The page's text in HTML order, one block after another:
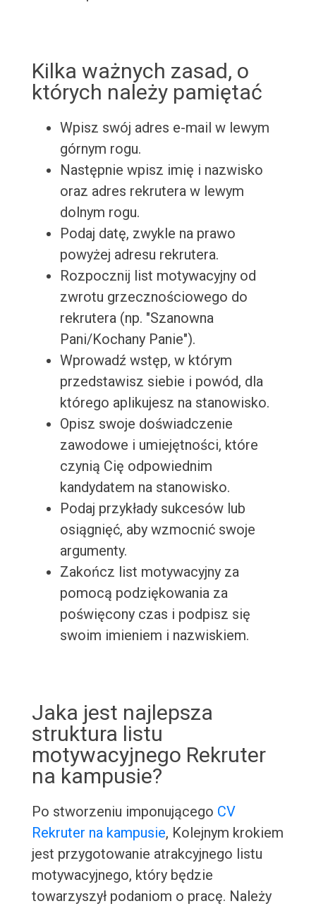
Kilka ważnych zasad, o
których należy pamiętać
Wpisz swój adres e-mail w lewym
górnym rogu.
Następnie wpisz imię i nazwisko
oraz adres rekrutera w lewym
dolnym rogu.
Podaj datę, zwykle na prawo
powyżej adresu rekrutera.
Rozpocznij list motywacyjny od
zwrotu grzecznościowego do
rekrutera (np. "Szanowna
Pani/Kochany Panie").
Wprowadź wstęp, w którym
przedstawisz siebie i powód, dla
którego aplikujesz na stanowisko.
Opisz swoje doświadczenie
zawodowe i umiejętności, które
czynią Cię odpowiednim
kandydatem na stanowisko.
Podaj przykłady sukcesów lub
osiągnięć, aby wzmocnić swoje
argumenty.
Zakończ list motywacyjny za
pomocą podziękowania za
poświęcony czas i podpisz się
swoim imieniem i nazwiskiem.
Jaka jest najlepsza
struktura listu
motywacyjnego Rekruter
na kampusie?
Po stworzeniu imponującego CV
Rekruter na kampusie, Kolejnym krokiem
jest przygotowanie atrakcyjnego listu
motywacyjnego, który będzie
towarzyszył podaniom o pracę. Należy